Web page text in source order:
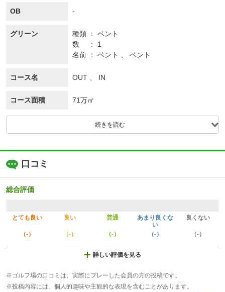
OB -
グリーン 種類
ベント
数
1
名前
ベント 、 ベント
コース名 OUT 、 IN
コース面積 71万㎡
続きを読む
口コミ
総合評価
とても良い 良い 普通
あまり良くな
い
良くない
（-） （-） （-） （-） （-）
詳しい評価を見る
※ゴルフ場の口コミは、実際にプレーした会員の方の投稿です。
※投稿内容には、個人的趣味や主観的な表現を含むことがあります。